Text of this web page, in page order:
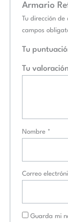
Armario
Tu dirección
campos
Tu
Tu valoración
Nombre *
Correo
Guarda mi